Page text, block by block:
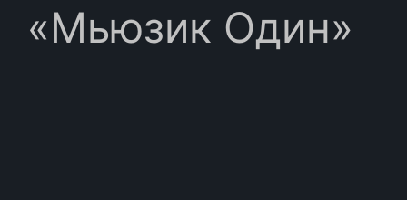
«Мьюзик Один»